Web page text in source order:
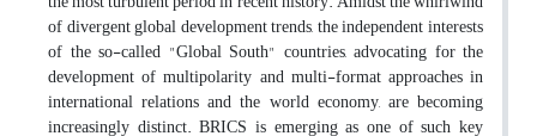
of divergent global development trends, the independent interests
of the so-called "Global South" countries, advocating for the
development of multipolarity and multi-format approaches in
international relations and the world economy, are becoming
increasingly distinct. BRICS is emerging as one of such key